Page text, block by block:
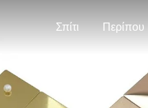
Σπίτι